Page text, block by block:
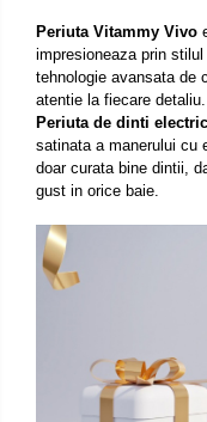
Periuta Vitammy Vivo
impresioneaza prin
tehnologie avansata de
atentie la fiecare detaliu.
Periuta de dinti
satinata a manerului cu
doar curata bine dintii,
gust in orice baie.